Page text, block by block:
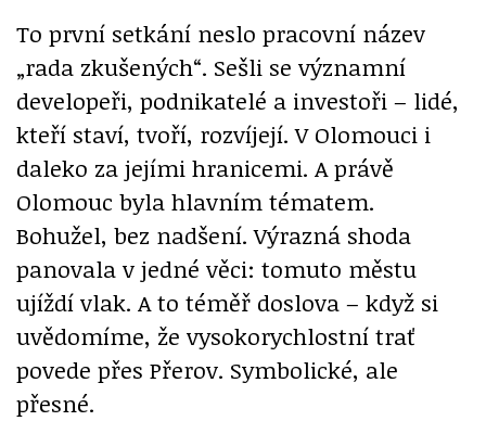
To první setkání neslo pracovní název
„rada zkušených“. Sešli se významní
developeři, podnikatelé a investoři – lidé,
kteří staví, tvoří, rozvíjejí. V Olomouci i
daleko za jejími hranicemi. A právě
Olomouc byla hlavním tématem.
Bohužel, bez nadšení. Výrazná shoda
panovala v jedné věci: tomuto městu
ujíždí vlak. A to téměř doslova – když si
uvědomíme, že vysokorychlostní trať
povede přes Přerov. Symbolické, ale
přesné.